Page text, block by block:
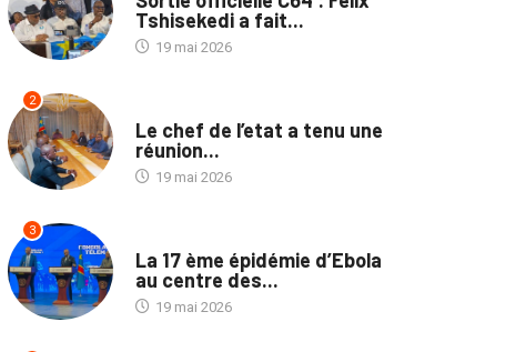
Tshisekedi a fait...
19 mai 2026
2
Le chef de l’etat a tenu une
réunion...
19 mai 2026
3
La 17 ème épidémie d’Ebola
au centre des...
19 mai 2026